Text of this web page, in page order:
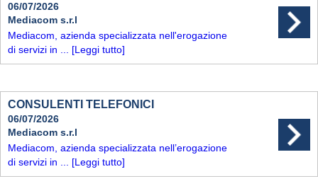
06/07/2026
Mediacom s.r.l
Mediacom, azienda specializzata nell'erogazione
di servizi in ... [Leggi tutto]
CONSULENTI TELEFONICI
06/07/2026
Mediacom s.r.l
Mediacom, azienda specializzata nell’erogazione
di servizi in ... [Leggi tutto]